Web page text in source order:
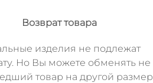
Возврат товара
изделия не подлежат
Но Вы можете обменять не
товар на другой размер